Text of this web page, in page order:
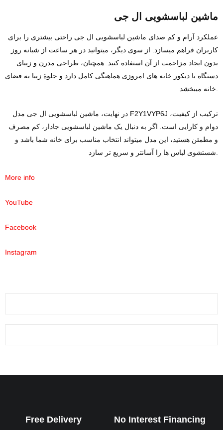
ماشین لباسشویی ال‌ جی
عملکرد آرام و کم‌ صدای ماشین لباسشویی ال‌ جی راحتی بیشتری را برای
کاربران فراهم میسازد. از سوی دیگر، میتوانید در هر ساعت از شبانه‌ روز
بدون ایجاد مزاحمت از آن استفاده کنید. همچنان، طراحی مدرن و زیبای
دستگاه با دیکور خانه‌ های امروزی هماهنگی کامل دارد و جلوه‌ٔ زیبا به فضای
در نهایت، ماشین لباسشویی ال‌ جی مدل F2Y1VYP6J ترکیب از کیفیت،
دوام و کارایی است. اگر به دنبال یک ماشین لباسشویی جادار، کم‌ مصرف
و مطمئن هستید، این مدل میتواند انتخاب مناسب برای خانه شما باشد و
More info
YouTube
Facebook
Instagram
Free Delivery No Interest Financing